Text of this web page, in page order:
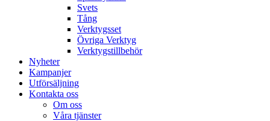
Svets
Tång
Verktygsset
Övriga Verktyg
Verktygstillbehör
Nyheter
Kampanjer
Utförsäljning
Kontakta oss
Om oss
Våra tjänster